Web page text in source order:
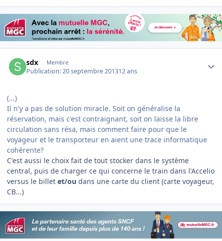
sdx Membre
Publication:20 septembre 201312 ans
(...)
Il n'y a pas de solution miracle. Soit on généralise la
réservation, mais c'est contraignant, soit on laisse la libre
circulation sans résa, mais comment faire pour que le
voyageur et le transporteur en aient une trace informatique
cohérente?
C'est aussi le choix fait de tout stocker dans le système
central, puis de charger ce qui concerne le train dans l'Accelio
versus le billet et/ou dans une carte du client (carte voyageur,
CB...)